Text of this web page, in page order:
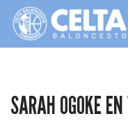
Saltar
SARAH OGOKE